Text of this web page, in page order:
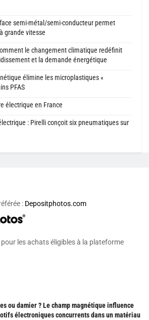
semi-métal/semi-conducteur permet
grande vitesse
le changement climatique redéfinit
et la demande énergétique
élimine les microplastiques «
PFAS
électrique en France
: Pirelli conçoit six pneumatiques sur
: Depositphotos.com
les achats éligibles à la plateforme
ou damier ? Le champ magnétique influence
électroniques concurrents dans un matériau